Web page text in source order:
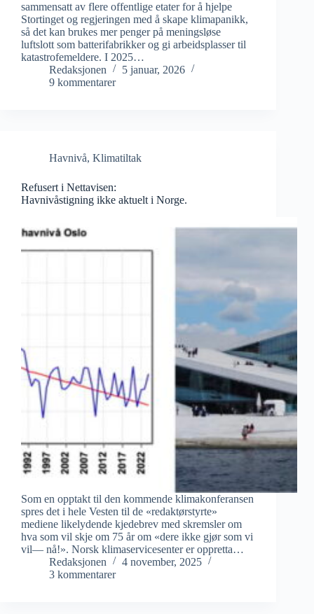
sammensatt av flere offentlige etater for å hjelpe
Stortinget og regjeringen med å skape klimapanikk,
så det kan brukes mer penger på meningsløse
luftslott som batterifabrikker og gi arbeidsplasser til
katastrofemeldere. I 2025…
Redaksjonen
5 januar, 2026
9 kommentarer
Havnivå, Klimatiltak
Refusert i Nettavisen:
Havnivåstigning ikke aktuelt i Norge.
Som en opptakt til den kommende klimakonferansen
spres det i hele Vesten til de «redaktørstyrte»
mediene likelydende kjedebrev med skremsler om
hva som vil skje om 75 år om «dere ikke gjør som vi
vil— nå!». Norsk klimaservicesenter er oppretta…
Redaksjonen
4 november, 2025
3 kommentarer